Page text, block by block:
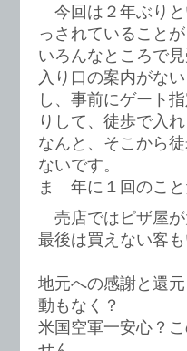
今回は２年ぶりと
っされていることが
いろんなところで
入り口の案内がない
し、事前にゲート
りして、徒歩で入
なんと、そこから
ないです。
ま 年に１回のこと
売店ではピザ屋が
最後は買えない客
地元への感謝と還
動もなく？
米国空軍一安心？